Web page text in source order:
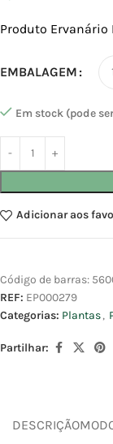
Produto Ervanário
EMBALAGEM
Em stock (pode
Adicionar aos
Código de barras:
REF: EP000279
Categorias: Plantas,
Partilhar:
DESCRIÇÃO